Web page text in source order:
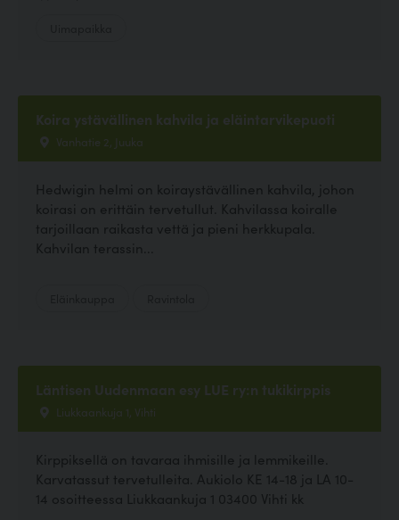
Koira ystävällinen kahvila ja eläintarvikepuoti
Vanhatie 2, Juuka
Hedwigin helmi on koiraystävällinen kahvila, johon
koirasi on erittäin tervetullut. Kahvilassa koiralle
tarjoillaan raikasta vettä ja pieni herkkupala.
Kahvilan terassin...
Läntisen Uudenmaan esy LUE ry:n tukikirppis
Liukkaankuja 1, Vihti
Kirppiksellä on tavaraa ihmisille ja lemmikeille.
Karvatassut tervetulleita. Aukiolo KE 14-18 ja LA 10-
14 osoitteessa Liukkaankuja 1 03400 Vihti kk